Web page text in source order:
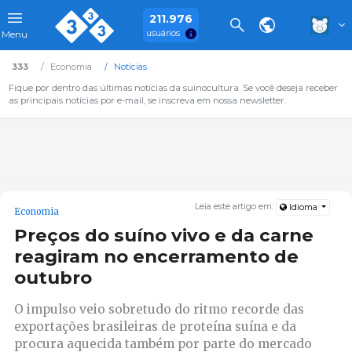
Menu
211.976
usuários
333 Economia
Notícias
Fique por dentro das últimas notícias da suinocultura. Se você deseja receber
as principais notícias por e-mail, se inscreva em nossa newsletter.
Leia este artigo em: Idioma
Economia
Preços do suíno vivo e da carne
reagiram no encerramento de
outubro
O impulso veio sobretudo do ritmo recorde das
exportações brasileiras de proteína suína e da
procura aquecida também por parte do mercado